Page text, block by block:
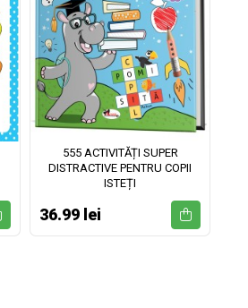
555 ACTIVITĂȚI SUPER
DISTRACTIVE PENTRU COPII
ISTEȚI
36.99 lei